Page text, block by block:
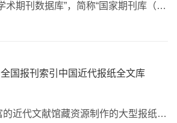
“国家哲学社会科学学术期刊数据库”，简称“国家期刊库（NSSD）”是由全国哲学社会科学规划领导小组批准建设，中国社会科学院承建的国家级、开放型、公益性哲学社会科学信息平台。
全国报刊索引中国近代报纸全文库
依托上海图书馆丰富的近代文献馆藏资源制作的大型报纸全文数据库，收录1850～1951百余年间的4000份中英文报纸，是对中国近代报纸全面、完整地揭示和呈现。 目前，首都图书馆已购买新闻报，小报1-7辑，大陆报，大美晚报，民国日报，北华捷报，字林西报，上海新报，沪报，汉报，消闲报。